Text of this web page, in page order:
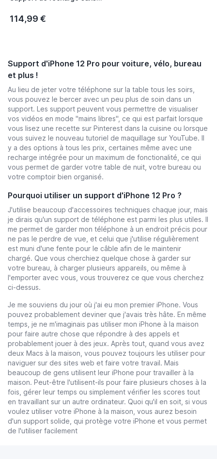
114,99 €
Support d'iPhone 12 Pro pour voiture, vélo, bureau
et plus !
Au lieu de jeter votre téléphone sur la table tous les soirs,
vous pouvez le bercer avec un peu plus de soin dans un
support. Les support peuvent vous permettre de visualiser
vos vidéos en mode "mains libres", ce qui est parfait lorsque
vous lisez une recette sur Pinterest dans la cuisine ou lorsque
vous suivez le nouveau tutoriel de maquillage sur YouTube. Il
y a des options à tous les prix, certaines même avec une
recharge intégrée pour un maximum de fonctionalité, ce qui
vous permet de garder votre table de nuit, votre bureau ou
votre comptoir bien organisé.
Pourquoi utiliser un support d'iPhone 12 Pro ?
J'utilise beaucoup d'accessoires techniques chaque jour, mais
je dirais qu'un support de téléphone est parmi les plus utiles. Il
me permet de garder mon téléphone à un endroit précis pour
ne pas le perdre de vue, et celui que j'utilise régulièrement
est muni d'une fente pour le câble afin de le maintenir
chargé. Que vous cherchiez quelque chose à garder sur
votre bureau, à charger plusieurs appareils, ou même à
l'emporter avec vous, vous trouverez ce que vous cherchez
ci-dessus.
Je me souviens du jour où j'ai eu mon premier iPhone. Vous
pouvez probablement deviner que j'avais très hâte. En même
temps, je ne m'imaginais pas utiliser mon iPhone à la maison
pour faire autre chose que répondre à des appels et
probablement jouer à des jeux. Après tout, quand vous avez
deux Macs à la maison, vous pouvez toujours les utiliser pour
naviguer sur des sites web et faire votre travail. Mais
beaucoup de gens utilisent leur iPhone pour travailler à la
maison. Peut-être l'utilisent-ils pour faire plusieurs choses à la
fois, gérer leur temps ou simplement vérifier les scores tout
en travaillant sur un autre ordinateur. Quoi qu'il en soit, si vous
voulez utiliser votre iPhone à la maison, vous aurez besoin
d'un support solide, qui protège votre iPhone et vous permet
de l'utiliser facilement